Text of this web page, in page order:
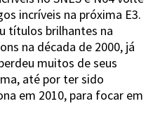
incríveis na próxima E3.
títulos brilhantes na
na década de 2000, já
muitos de seus
até por ter sido
em 2010, para focar em